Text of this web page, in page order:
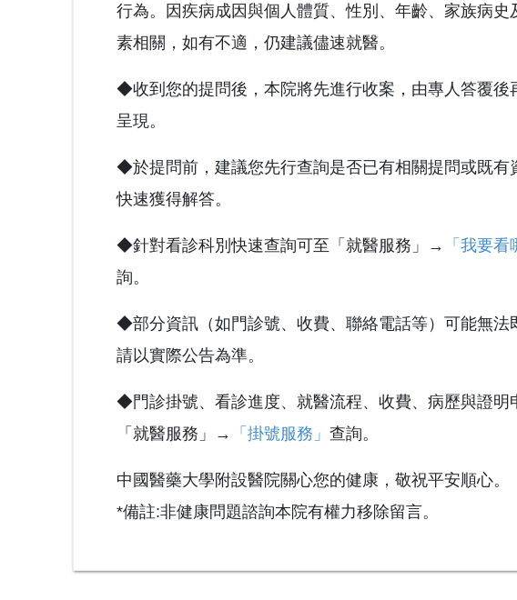
行為。因疾病成因與個人體質、性別、年齡、家族病史
素相關，如有不適，仍建議儘速就醫。
◆收到您的提問後，本院將先進行收案，由專人答覆後
呈現。
◆於提問前，建議您先行查詢是否已有相關提問或既有
快速獲得解答。
◆針對看診科別快速查詢可至「就醫服務」→ 「我要看
詢。
◆部分資訊（如門診號、收費、聯絡電話等）可能無法
請以實際公告為準。
◆門診掛號、看診進度、就醫流程、收費、病歷與證明
「就醫服務」→
「掛號服務」 查詢。
中國醫藥大學附設醫院關心您的健康，敬祝平安順心。
*備註:非健康問題諮詢本院有權力移除留言。